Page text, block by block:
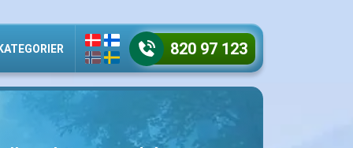
KATEGORIER 820 97 123